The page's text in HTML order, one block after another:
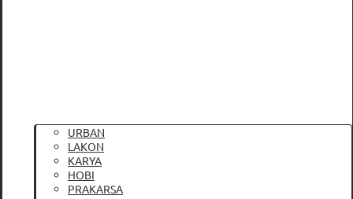
URBAN
LAKON
KARYA
HOBI
PRAKARSA